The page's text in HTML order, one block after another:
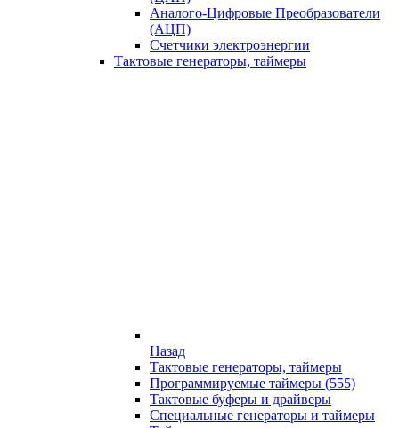
Аналого-Цифровые Преобразователи
(АЦП)
Счетчики электроэнергии
Тактовые генераторы, таймеры
Назад
Тактовые генераторы, таймеры
Программируемые таймеры (555)
Тактовые буферы и драйверы
Специальные генераторы и таймеры